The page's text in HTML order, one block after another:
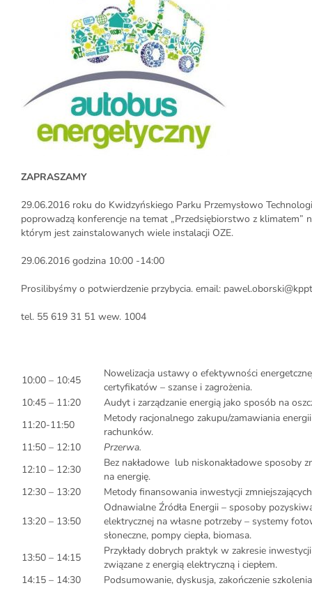
ZAPRASZAMY
29.06.2016 roku do Kwidzyńskiego Parku Przemysłowo
poprowadzą konferencje na temat „Przedsiębiorstwo z
którym jest zainstalowanych wiele instalacji OZE.
29.06.2016 godzina 10:00 -14:00
Prosilibyśmy o potwierdzenie przybycia. email:
tel. 55 619 31 51 wew. 1004
10:00 – 10:45
Nowelizacja ustawy o efektywności
certyfikatów – szanse i zagrożenia.
10:45 – 11:20
Audyt i zarządzanie energią jako sposób na
11:20-11:50
Metody racjonalnego zakupu/zamawiania
rachunków.
11:50 – 12:10
Przerwa.
12:10 – 12:30
Bez nakładowe lub niskonakładowe sposoby
na energię.
12:30 – 13:20
Metody finansowania inwestycji
13:20 – 13:50
Odnawialne Źródła Energii – sposoby
elektrycznej na własne potrzeby – systemy
słoneczne, pompy ciepła, biomasa.
13:50 – 14:15
Przykłady dobrych praktyk w zakresie
związane z energią elektryczną i ciepłem.
14:15 – 14:30
Podsumowanie, dyskusja, zakończenie